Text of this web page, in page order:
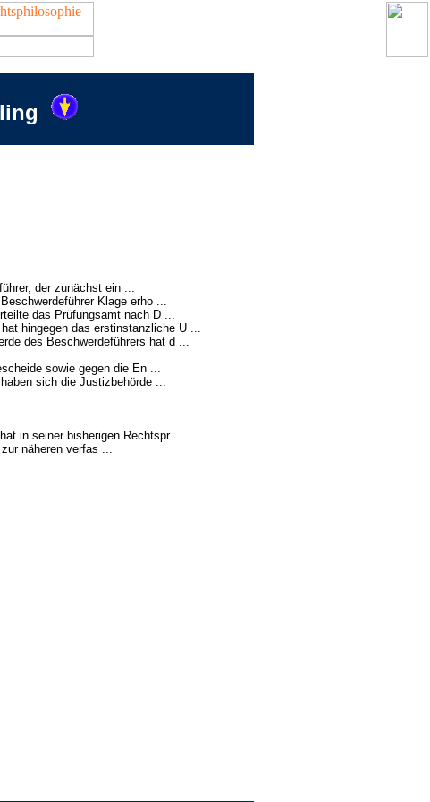
der zunächst ein ...
Klage erho ...
das Prüfungsamt nach D ...
hingegen das erstinstanzliche U ...
des Beschwerdeführers hat d ...
sowie gegen die En ...
sich die Justizbehörde ...
in seiner bisherigen Rechtspr ...
näheren verfas ...